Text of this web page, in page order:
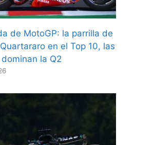
de MotoGP: la parrilla de
en el Top 10, las
la Q2